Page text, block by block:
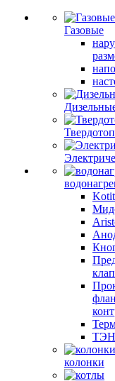
Газовые
колонки